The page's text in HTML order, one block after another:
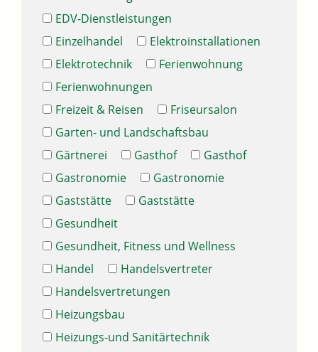
EDV-Dienstleistungen
Einzelhandel
Elektroinstallationen
Elektrotechnik
Ferienwohnung
Ferienwohnungen
Freizeit & Reisen
Friseursalon
Garten- und Landschaftsbau
Gärtnerei
Gasthof
Gasthof
Gastronomie
Gastronomie
Gaststätte
Gaststätte
Gesundheit
Gesundheit, Fitness und Wellness
Handel
Handelsvertreter
Handelsvertretungen
Heizungsbau
Heizungs-und Sanitärtechnik